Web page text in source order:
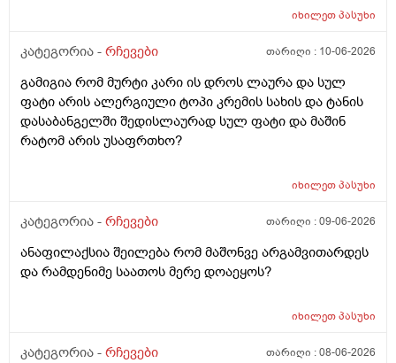
იხილეთპასუხი
კატეგორია - რჩევები თარიღი : 10-06-2026
გამიგია რომ მურტი კარი ის დროს ლაურა და სულ
ფატი არის ალერგიული ტოპი კრემის სახის და ტანის
დასაბანგელში შედისლაურად სულ ფატი და მაშინ
რატომ არის უსაფრთხო?
იხილეთპასუხი
კატეგორია - რჩევები თარიღი :09-06-2026
ანაფილაქსია შეილება რომ მაშონვე არგამვითარდეს
და რამდენიმე საათოს მერე დოაეყოს?
იხილეთპასუხი
კატეგორია - რჩევები თარიღი :08-06-2026